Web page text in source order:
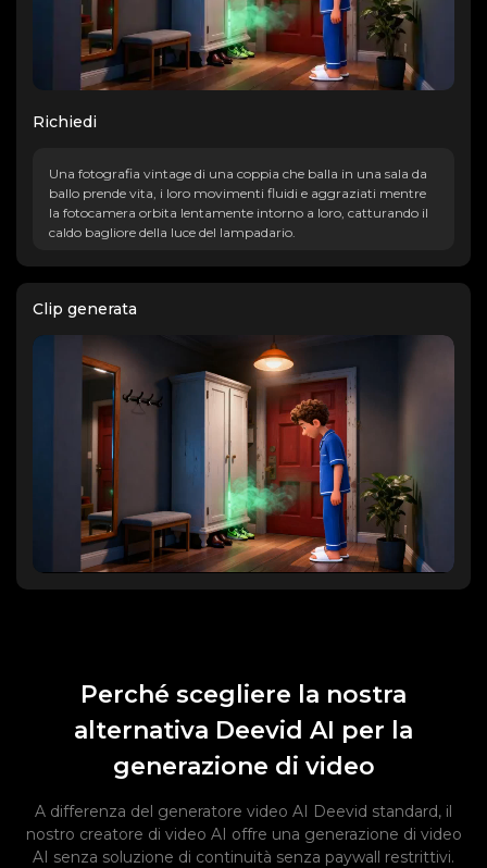
Richiedi
Una fotografia vintage di una coppia che balla in una sala da
ballo prende vita, i loro movimenti fluidi e aggraziati mentre
la fotocamera orbita lentamente intorno a loro, catturando il
caldo bagliore della luce del lampadario.
Clip generata
Perché scegliere la nostra
alternativa Deevid AI per la
generazione di video
A differenza del generatore video AI Deevid standard, il
nostro creatore di video AI offre una generazione di video
AI senza soluzione di continuità senza paywall restrittivi.